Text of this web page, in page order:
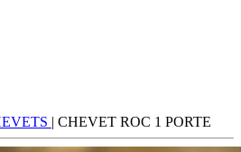
| CHEVET ROC 1 PORTE